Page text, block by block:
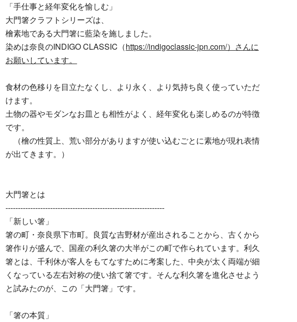
「手仕事と経年変化を愉しむ」
大門箸クラフトシリーズは、
檜素地である大門箸に藍染を施しました。
染めは奈良のINDIGO CLASSIC（https://indigoclassic-jpn.com/）さんに
お願いしています。
食材の色移りを目立たなくし、より永く、より気持ち良く使っていただ
けます。
土物の器やモダンなお皿とも相性がよく、経年変化も楽しめるのが特徴
です。
（檜の性質上、荒い部分がありますが使い込むごとに素地が現れ表情
が出てきます。）
大門箸とは
----------------------------------------------------------------
「新しい箸」
箸の町・奈良県下市町。良質な吉野材が産出されることから、古くから
箸作りが盛んで、国産の利久箸の大半がこの町で作られています。利久
箸とは、千利休が客人をもてなすために考案した、中央が太く両端が細
くなっている左右対称の使い捨て箸です。そんな利久箸を進化させよう
と試みたのが、この「大門箸」です。
「箸の本質」